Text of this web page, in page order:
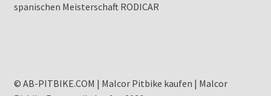
spanischen Meisterschaft RODICAR
© AB-PITBIKE.COM | Malcor Pitbike kaufen | Malcor